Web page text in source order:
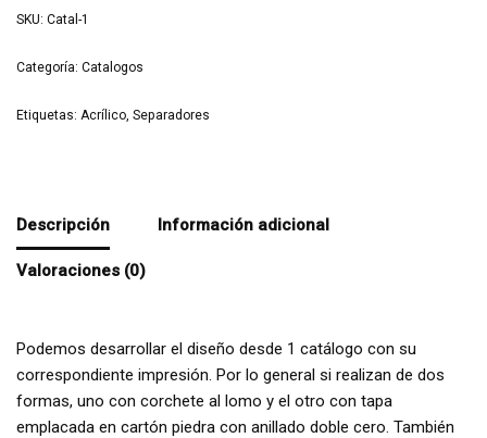
SKU: Catal-1
Categoría: Catalogos
Etiquetas: Acrílico Separadores
Descripción Información adicional
Valoraciones (0)
Podemos desarrollar el diseño desde 1 catálogo con su
correspondiente impresión. Por lo general si realizan de dos
formas, uno con corchete al lomo y el otro con tapa
emplacada en cartón piedra con anillado doble cero. También